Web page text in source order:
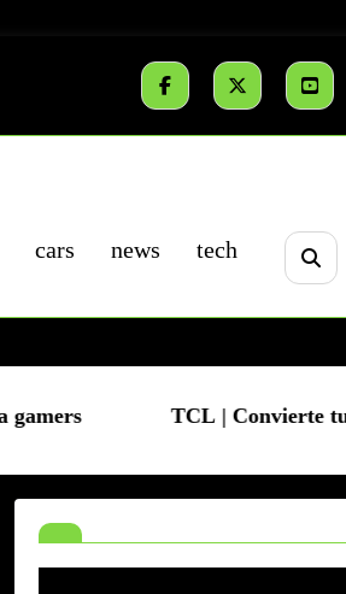
cars news tech
TCL | Convierte tu casa en estadio